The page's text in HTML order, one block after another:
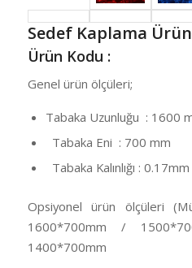
Sedef Kaplama
Ürün Kodu :
Genel ürün ölçüleri;
Tabaka Uzunluğu : 1600
Tabaka Eni : 700 mm
Tabaka Kalınlığı :
Opsiyonel ürün ölçüleri
1600*700mm /
1400*700mm